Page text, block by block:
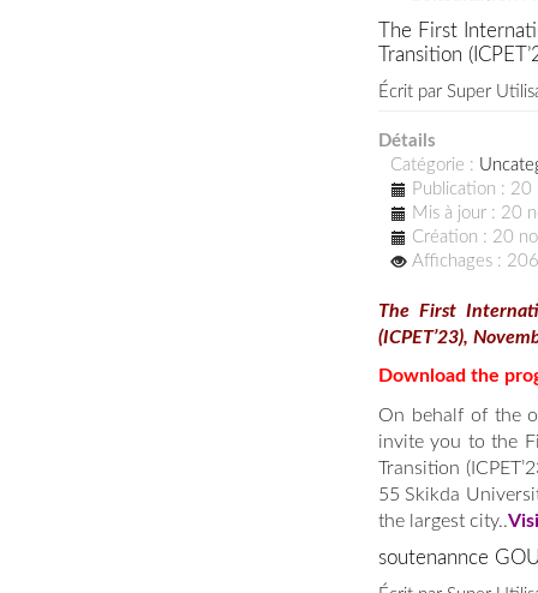
The First
Transition
Écrit par Super
Détails
Catégorie :
Publication :
Mis à jour : 20
Création : 20
Affichages :
The First
(ICPET’23),
Download the
On behalf of the
invite you to the
Transition
55 Skikda
the largest city..
soutenannce